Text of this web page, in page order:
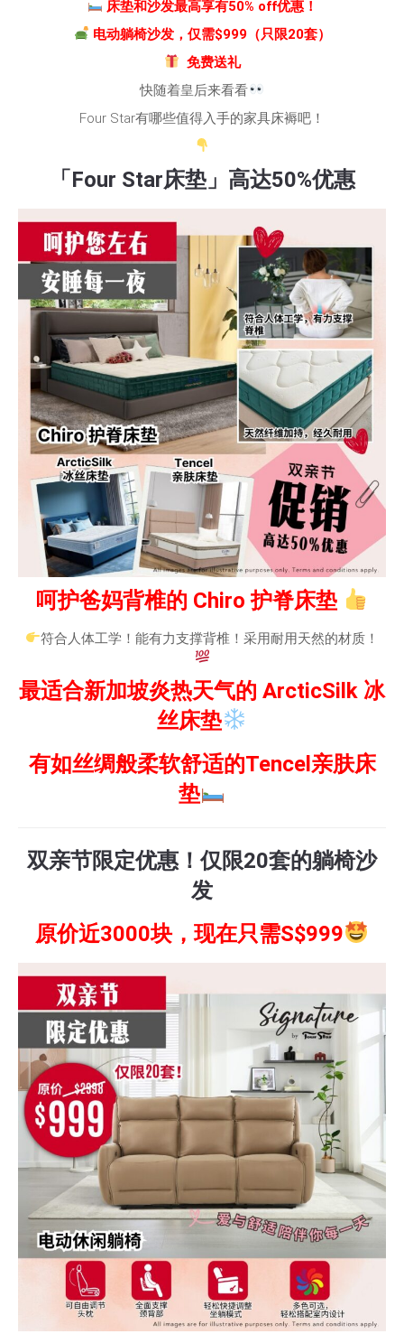
床垫和沙发最高享有50% off优惠！
电动躺椅沙发，仅需$999（只限20套）
免费送礼
快随着皇后来看看
Four Star有哪些值得入手的家具床褥吧！
「Four Star床垫」高达50%优惠
呵护爸妈背椎的 Chiro 护脊床垫
符合人体工学！能有力支撑背椎！采用耐用天然的材质！
最适合新加坡炎热天气的 ArcticSilk 冰
丝床垫
有如丝绸般柔软舒适的Tencel亲肤床
垫
双亲节限定优惠！仅限20套的躺椅沙
发
原价近3000块，现在只需S$999